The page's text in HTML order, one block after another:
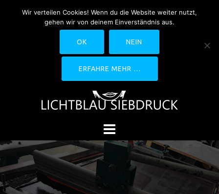
0170-4800361
drucken@lichtblau-
siebdruck.de
Schwedlerstraße 1 - 5 60314
Wir verteilen Cookies! Wenn du die Website weiter nutzt,
gehen wir von deinem Einverständnis aus.
OK NEIN
ERFAHRE MEHR …